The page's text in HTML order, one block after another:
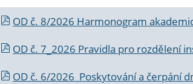
OD č. 8/2026 Harmonogram
OD č. 7_2026 Pravidla pro rozdělení
OD č. 6/2026 Poskytování a čerpání